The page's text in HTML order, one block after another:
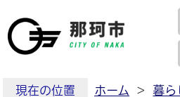
現在の位置 ホーム > 暮ら